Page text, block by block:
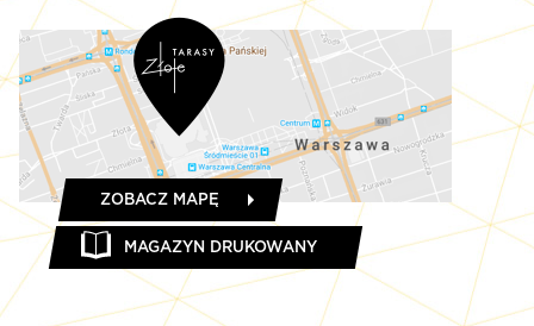
ZOBACZ MAPĘ
MAGAZYN DRUKOWANY